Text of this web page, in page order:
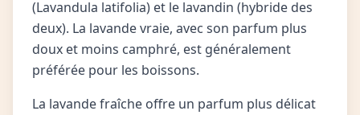
(Lavandula latifolia) et le lavandin (hybride des
deux). La lavande vraie, avec son parfum plus
doux et moins camphré, est généralement
préférée pour les boissons.
La lavande fraîche offre un parfum plus délicat